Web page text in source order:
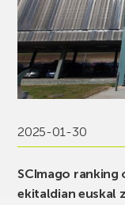
2025-01-30
SCImago ranking
ekitaldian euskal